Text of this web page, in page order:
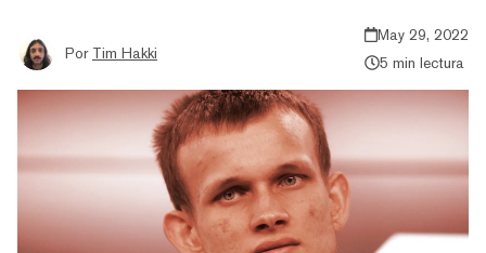
Por Tim Hakki
May 29, 2022
5 min lectura